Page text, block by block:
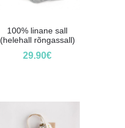
100% linane sall
(helehall rõngassall)
29.90€